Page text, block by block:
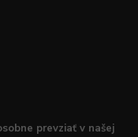
prevziať v našej